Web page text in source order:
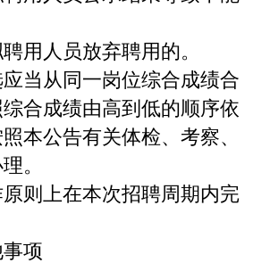
人员放弃聘用的。
从同一岗位综合成绩合
合成绩由高到低的顺序依
本公告有关体检、考察、
。
上在本次招聘周期内完
项